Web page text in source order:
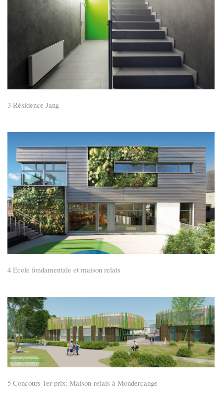
3 Résidence Jang
4 Ecole fondamentale et maison relais
5 Concours 1er prix: Maison-relais à Mondercange